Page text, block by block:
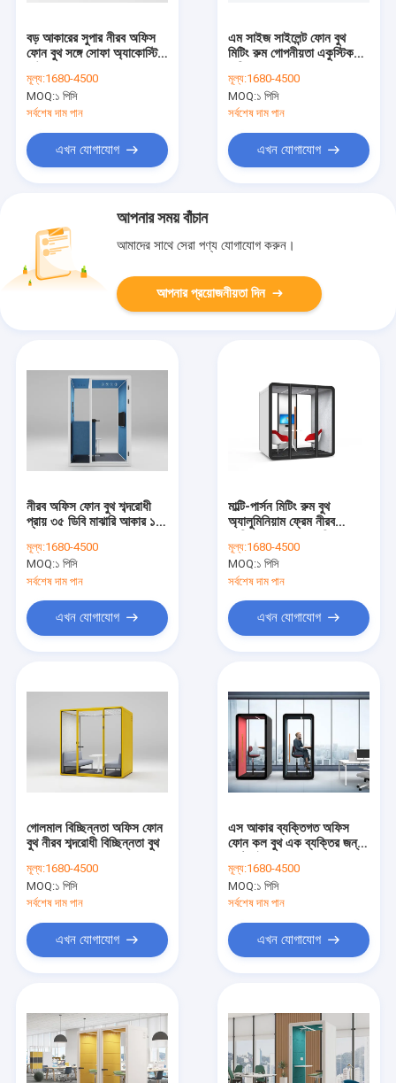
পণ্য
ভিডিও
বড় আকারের সুপার নীরব অফিস
ফোন বুথ সঙ্গে সোফা অ্যাকোস্টিক
মূল্য:1680-4500
MOQ:১ পিসি
সর্বশেষ দাম পান
এখন যোগাযোগ
এম সাইজ সাইলেন্ট ফোন বুথ
মিটিং রুম গোপনীয়তা একুস্টিক
মূল্য:1680-4500
MOQ:১ পিসি
সর্বশেষ দাম পান
এখন যোগাযোগ
আপনার সময় বাঁচান
আমাদের সাথে সেরা পণ্য যোগাযোগ করুন।
আপনার প্রয়োজনীয়তা দিন
নীরব অফিস ফোন বুথ শব্দরোধী
প্রায় ৩৫ ডিবি মাঝারি আকার ১-২
মূল্য:1680-4500
MOQ:১ পিসি
সর্বশেষ দাম পান
এখন যোগাযোগ
মাল্টি-পার্সন মিটিং রুম বুথ
অ্যালুমিনিয়াম ফ্রেম নীরব
জন্য
মূল্য:1680-4500
MOQ:১ পিসি
সর্বশেষ দাম পান
এখন যোগাযোগ
গোলমাল বিচ্ছিন্নতা অফিস ফোন
বুথ নীরব শব্দরোধী বিচ্ছিন্নতা বুথ
মূল্য:1680-4500
MOQ:১ পিসি
সর্বশেষ দাম পান
এখন যোগাযোগ
এস আকার ব্যক্তিগত অফিস
ফোন কল বুথ এক ব্যক্তির জন্য
মূল্য:1680-4500
MOQ:১ পিসি
সর্বশেষ দাম পান
এখন যোগাযোগ